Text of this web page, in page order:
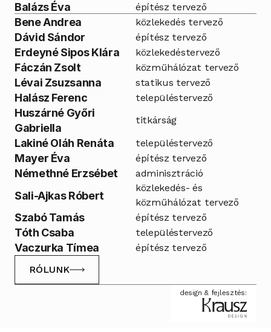
Balázs Éva építész tervező
Bene Andrea közlekedés tervező
Dávid Sándor építész tervező
Erdeyné Sipos Klára közlekedéstervező
Fáczán Zsolt közműhálózat tervező
Lévai Zsuzsanna statikus tervező
Halász Ferenc településtervező
Huszárné Győri
Gabriella
titkárság
Lakiné Oláh Renáta településtervező
Mayer Éva építész tervező
Némethné Erzsébet adminisztráció
Sali-Ajkas Róbert
közlekedés- és
közműhálózat tervező
Szabó Tamás építész tervező
Tóth Csaba településtervező
Vaczurka Tímea építész tervező
RÓLUNK
RÓLUNK
design & fejlesztés: